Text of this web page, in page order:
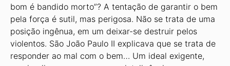
bom é bandido morto”? A tentação de garantir o bem
pela força é sutil, mas perigosa. Não se trata de uma
posição ingênua, em um deixar-se destruir pelos
violentos. São João Paulo II explicava que se trata de
responder ao mal com o bem… Um ideal exigente,